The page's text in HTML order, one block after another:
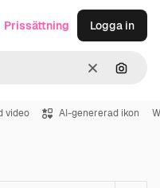
RensaSök
Prissättning Logga in
video AI-genererad ikon